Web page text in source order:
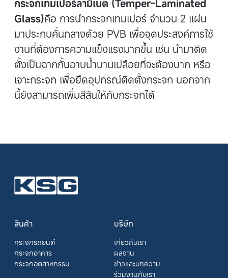
กระจกเทมเปอร์ลามิเนต (Temper-Laminated
Glass)คือ การนำกระจกเทมเปอร์ จำนวน 2 แผ่น
มาประกบคั่นกลางด้วย PVB เพื่อจุดประสงค์การใช้
งานที่ต้องการความแข็งแรงมากขึ้น เช่น นำมาติด
ตั้งเป็นฉากกั้นอาบน้ำบานเปลือยที่จะต้องบาก หรือ
เจาะกระจก เพื่อยึดอุปกรณ์ติดตั้งกระจก นอกจาก
นี้ยังสามารถเพิ่มสีสันให้กับกระจกได้
สินค้า
กระจกรถยนต์
กระจกอาคาร
กระจกอุตสาหกรรม
บริษัท
เกี่ยวกับเรา
ผลงาน
ข่าวและบทความ
ร่วมงานกับเรา